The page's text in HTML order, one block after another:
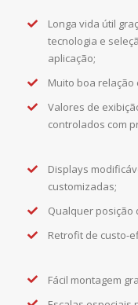
Longa vida útil
tecnologia e
aplicação;
Muito boa
Valores de
controlados com
Displays
customizadas;
Qualquer posição
Retrofit de custo-
Fácil montagem